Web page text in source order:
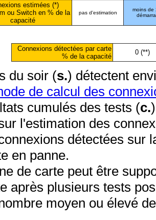
estimées (*)
ou Switch en % de la
capacité
pas d'estimation
moins de
Connexions détectées par carte
% de la capacité
0 (**)
du soir (s.) détectent
de calcul des
cumulés des tests (c.
l'estimation des
détectées sur
en panne.
de carte peut être
après plusieurs tests
moyen ou élevé